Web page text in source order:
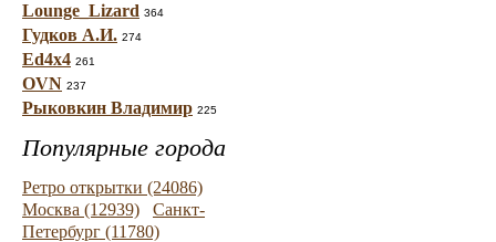
Lounge_Lizard 364
Гудков А.И. 274
Ed4x4 261
OVN 237
Рыковкин Владимир 225
Популярные города
Ретро открытки (24086)
Москва (12939)
Санкт-
Петербург (11780)